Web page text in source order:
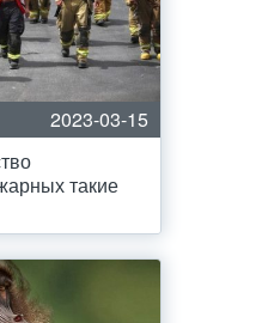
2023-03-15
такие